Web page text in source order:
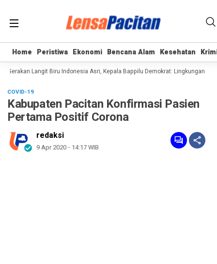
Home Peristiwa Ekonomi Bencana Alam Kesehatan
Home Peristiwa Ekonomi Bencana Alam Kesehatan
Gerakan Langit Biru Indonesia Asri, Kepala Bappilu Demokrat: Lingkungan
COVID-19
Kabupaten Pacitan Konfirmasi Pasien
Pertama Positif Corona
redaksi
9 Apr 2020 - 14:17 WIB